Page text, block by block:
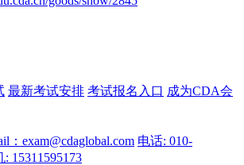
最新考试安排 考试报名入口 成为CDA会
：exam@cdaglobal.com 电话: 010-
: 15311595173